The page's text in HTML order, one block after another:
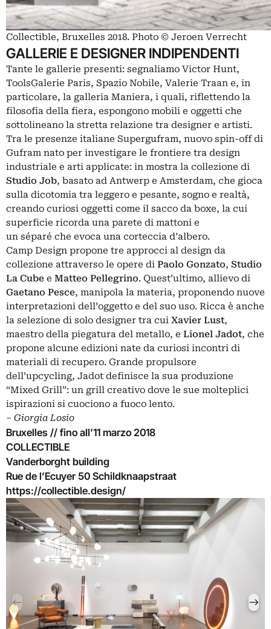
Collectible, Bruxelles 2018. Photo © Jeroen Verrecht
GALLERIE E DESIGNER INDIPENDENTI
Tante le gallerie presenti: segnaliamo Victor Hunt,
ToolsGalerie Paris, Spazio Nobile, Valerie Traan e, in
particolare, la galleria Maniera, i quali, riflettendo la
filosofia della fiera, espongono mobili e oggetti che
sottolineano la stretta relazione tra designer e artisti.
Tra le presenze italiane Supergufram, nuovo spin-off di
Gufram nato per investigare le frontiere tra design
industriale e arti applicate: in mostra la collezione di
Studio Job, basato ad Antwerp e Amsterdam, che gioca
sulla dicotomia tra leggero e pesante, sogno e realtà,
creando curiosi oggetti come il sacco da boxe, la cui
superficie ricorda una parete di mattoni e
un séparé che evoca una corteccia d’albero.
Camp Design propone tre approcci al design da
collezione attraverso le opere di Paolo Gonzato, Studio
La Cube e Matteo Pellegrino. Quest’ultimo, allievo di
Gaetano Pesce, manipola la materia, proponendo nuove
interpretazioni dell’oggetto e del suo uso. Ricca è anche
la selezione di solo designer tra cui Xavier Lust,
maestro della piegatura del metallo, e Lionel Jadot, che
propone alcune edizioni nate da curiosi incontri di
materiali di recupero. Grande propulsore
dell’upcycling, Jadot definisce la sua produzione
“Mixed Grill”: un grill creativo dove le sue molteplici
ispirazioni si cuociono a fuoco lento.
‒ Giorgia Losio
Bruxelles // fino all’11 marzo 2018
COLLECTIBLE
Vanderborght building
Rue de l’Ecuyer 50 Schildknaapstraat
https://collectible.design/